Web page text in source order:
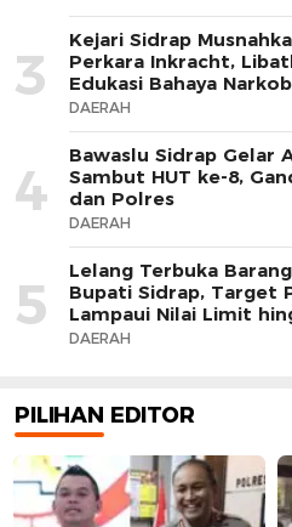
3
Kejari Sidrap
Perkara Inkracht,
Edukasi Bahaya
DAERAH
4
Bawaslu Sidrap Gelar
Sambut HUT ke-8,
dan Polres
DAERAH
5
Lelang Terbuka
Bupati Sidrap, Target
Lampaui Nilai Limit
DAERAH
PILIHAN EDITOR